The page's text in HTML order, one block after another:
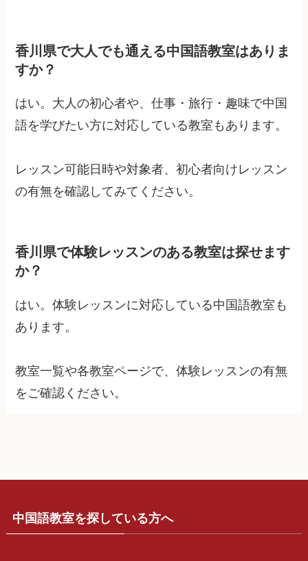
香川県で大人でも通える中国語教室はありま
すか？
はい。大人の初心者や、仕事・旅行・趣味で中国
語を学びたい方に対応している教室もあります。
レッスン可能日時や対象者、初心者向けレッスン
の有無を確認してみてください。
香川県で体験レッスンのある教室は探せます
か？
はい。体験レッスンに対応している中国語教室も
あります。
教室一覧や各教室ページで、体験レッスンの有無
をご確認ください。
中国語教室を探している方へ